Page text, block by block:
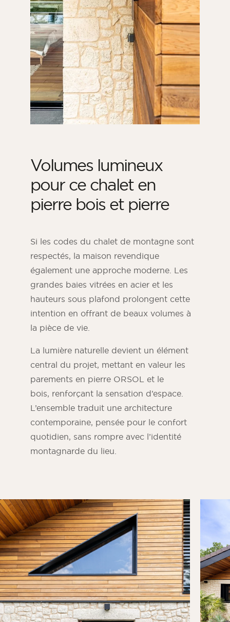
Volumes lumineux
pour ce chalet en
pierre bois et pierre
Si les codes du chalet de montagne sont
respectés, la maison revendique
également une approche moderne. Les
grandes baies vitrées en acier et les
hauteurs sous plafond prolongent cette
intention en offrant de beaux volumes à
la pièce de vie.
La lumière naturelle devient un élément
central du projet, mettant en valeur les
parements en pierre ORSOL et le
bois, renforçant la sensation d’espace.
L’ensemble traduit une architecture
contemporaine, pensée pour le confort
quotidien, sans rompre avec l’identité
montagnarde du lieu.